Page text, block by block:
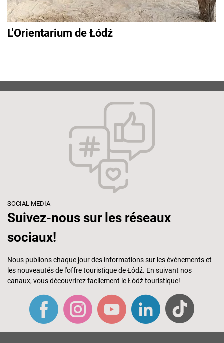
L'Orientarium de Łódź
SOCIAL MEDIA
Suivez-nous sur les réseaux
sociaux!
Nous publions chaque jour des informations sur les événements et
les nouveautés de l'offre touristique de Łódź. En suivant nos
canaux, vous découvrirez facilement le Łódź touristique!